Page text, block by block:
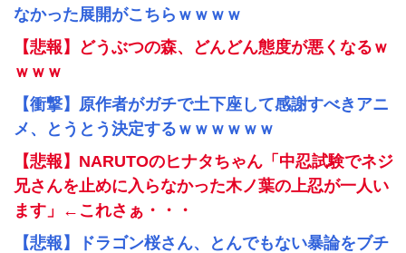
なかった展開がこちらｗｗｗｗ
【悲報】どうぶつの森、どんどん態度が悪くなるｗ
ｗｗｗ
【衝撃】原作者がガチで土下座して感謝すべきアニ
メ、とうとう決定するｗｗｗｗｗｗ
【悲報】NARUTOのヒナタちゃん「中忍試験でネジ
兄さんを止めに入らなかった木ノ葉の上忍が一人い
ます」←これさぁ・・・
【悲報】ドラゴン桜さん、とんでもない暴論をブチ